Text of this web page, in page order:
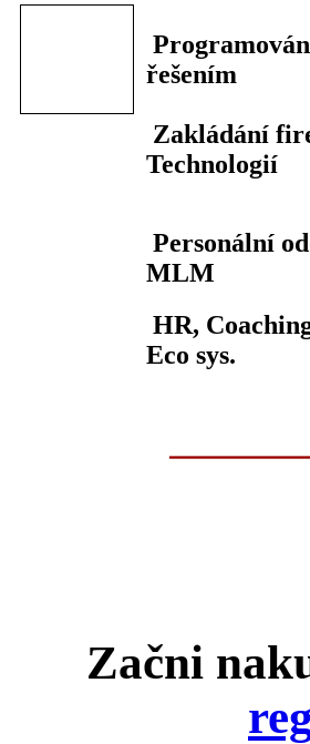
řešením
Zakládání
Technologií
Personální
MLM
HR,
Eco sys.
Začni